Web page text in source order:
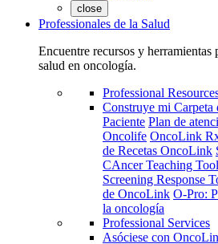
close
Professionales de la Salud
Encuentre recursos y herramientas
salud en oncología.
Professional
Construye mi Carpeta
Paciente Plan de
Oncolife OncoLink
de Recetas OncoLink
CAncer Teaching
Screening Response
de OncoLink O-Pro:
la oncología
Professional Services
Asóciese con